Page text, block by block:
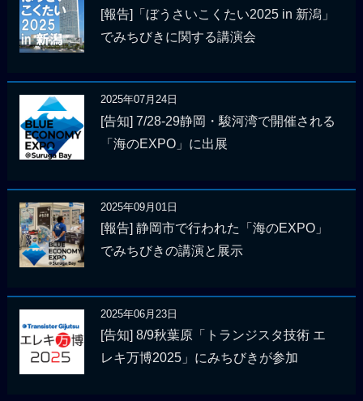
[報告]「ぼうさいこくたい2025 in 新潟」
でみちびきに関する講演会
2025年07月24日
[告知] 7/28-29静岡・駿河湾で開催される
「海のEXPO」に出展
2025年09月01日
[報告] 静岡市で行われた「海のEXPO」
でみちびきの講演と展示
2025年06月23日
[告知] 8/9秋葉原「トランジスタ技術 エ
レキ万博2025」にみちびきが参加